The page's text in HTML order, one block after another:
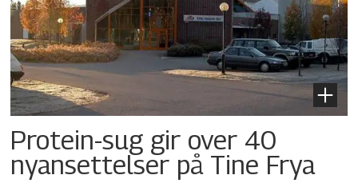
Protein-sug gir over 40
nyansettelser på Tine Frya